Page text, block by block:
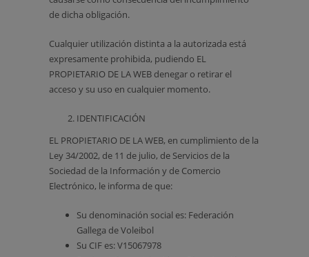
de dicha obligación.
Cualquier utilización distinta a la autorizada está
expresamente prohibida, pudiendo EL
PROPIETARIO DE LA WEB denegar o retirar el
acceso y su uso en cualquier momento.
IDENTIFICACIÓN
EL PROPIETARIO DE LA WEB, en cumplimiento de la
Ley 34/2002, de 11 de julio, de Servicios de la
Sociedad de la Información y de Comercio
Electrónico, le informa de que:
Su denominación social es: Federación
Gallega de Voleibol
Su CIF es: V15067978